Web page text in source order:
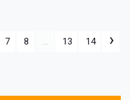
7 8 ... 13 14 ›